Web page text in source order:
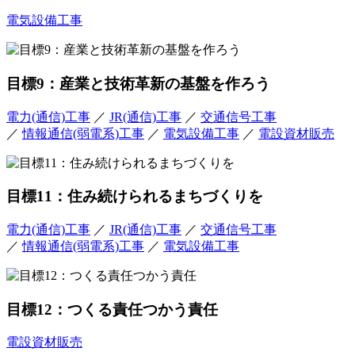
電気設備工事
目標9：産業と技術革新の基盤を作ろう
電力(通信)工事 ／ JR(通信)工事 ／ 交通信号工事
／情報通信(弱電系)工事 ／ 電気設備工事 ／ 電設資材販売
目標11：住み続けられるまちづくりを
電力(通信)工事 ／ JR(通信)工事 ／ 交通信号工事
／情報通信(弱電系)工事 ／ 電気設備工事
目標12：つくる責任つかう責任
電設資材販売